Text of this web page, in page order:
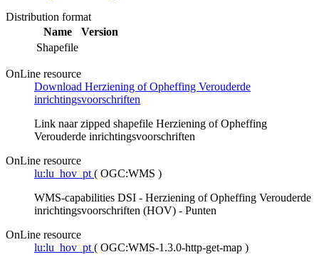
Distribution format
Name
Version
Shapefile
OnLine resource
Download Herziening of Opheffing Verouderde
inrichtingsvoorschriften
Link naar zipped shapefile Herziening of Opheffing
Verouderde inrichtingsvoorschriften
OnLine resource
lu:lu_hov_pt( OGC:WMS )
WMS-capabilities DSI - Herziening of Opheffing Verouderde
inrichtingsvoorschriften (HOV) - Punten
OnLine resource
lu:lu_hov_pt( OGC:WMS-1.3.0-http-get-map )